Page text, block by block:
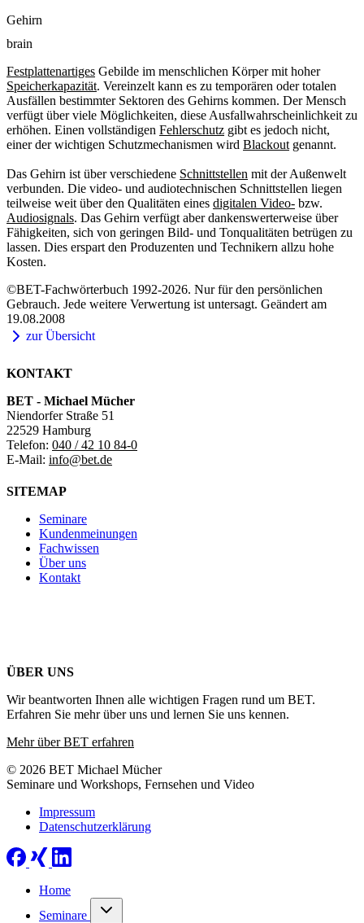
Gehirn
brain
Festplattenartiges Gebilde im menschlichen Körper mit hoher
Speicherkapazität. Vereinzelt kann es zu temporären oder totalen
Ausfällen bestimmter Sektoren des Gehirns kommen. Der Mensch
verfügt über viele Möglichkeiten, diese Ausfallwahrscheinlichkeit zu
erhöhen. Einen vollständigen Fehlerschutz gibt es jedoch nicht,
einer der wichtigen Schutzmechanismen wird Blackout genannt.
Das Gehirn ist über verschiedene Schnittstellen mit der Außenwelt
verbunden. Die video- und audiotechnischen Schnittstellen liegen
teilweise weit über den Qualitäten eines digitalen Video- bzw.
Audiosignals. Das Gehirn verfügt aber dankenswerterweise über
Fähigkeiten, sich von geringen Bild- und Tonqualitäten betrügen zu
lassen. Dies erspart den Produzenten und Technikern allzu hohe
Kosten.
©BET-Fachwörterbuch 1992-2026. Nur für den persönlichen
Gebrauch. Jede weitere Verwertung ist untersagt. Geändert am
19.08.2008
zur Übersicht
KONTAKT
BET - Michael Mücher
Niendorfer Straße 51
22529 Hamburg
Telefon: 040 / 42 10 84-0
E-Mail: info@bet.de
SITEMAP
Seminare
Kundenmeinungen
Fachwissen
Über uns
Kontakt
ÜBER UNS
Wir beantworten Ihnen alle wichtigen Fragen rund um BET.
Erfahren Sie mehr über uns und lernen Sie uns kennen.
Mehr über BET erfahren
© 2026 BET Michael Mücher
Seminare und Workshops, Fernsehen und Video
Impressum
Datenschutzerklärung
Home
Seminare